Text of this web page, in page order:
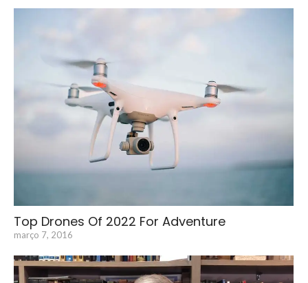
Top Drones Of 2022 For Adventure
março 7, 2016